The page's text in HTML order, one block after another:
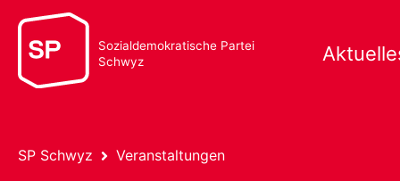
Sozialdemokratische Partei
Schwyz
SP Schwyz Veranstaltungen